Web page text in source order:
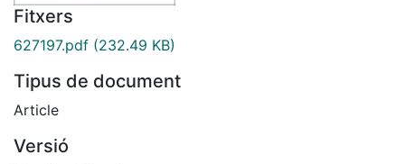
Fitxers
627197.pdf (232.49 KB)
Tipus de document
Article
Versió